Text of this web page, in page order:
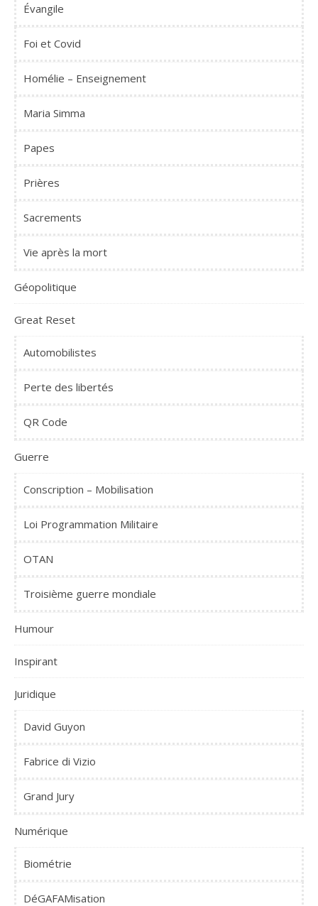
Évangile
Foi et Covid
Homélie – Enseignement
Maria Simma
Papes
Prières
Sacrements
Vie après la mort
Géopolitique
Great Reset
Automobilistes
Perte des libertés
QR Code
Guerre
Conscription – Mobilisation
Loi Programmation Militaire
OTAN
Troisième guerre mondiale
Humour
Inspirant
Juridique
David Guyon
Fabrice di Vizio
Grand Jury
Numérique
Biométrie
DéGAFAMisation